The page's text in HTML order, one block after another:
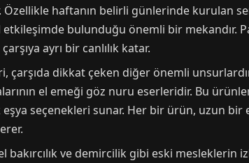
haftanın belirli günlerinde kurulan
bulunduğu önemli bir mekandır.
ayrı bir canlılık katar.
çarşıda dikkat çeken diğer önemli
el emeği göz nuru eserleridir. Bu
seçenekleri sunar. Her bir ürün, uzun bir
bakırcılık ve demircilik gibi eski